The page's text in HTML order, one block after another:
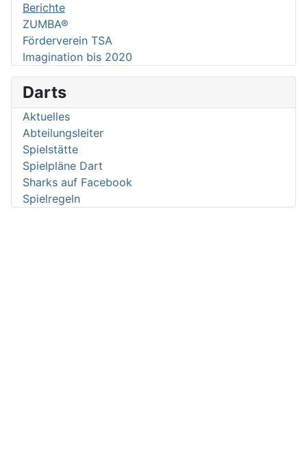
Berichte
ZUMBA®
Förderverein TSA
Imagination bis 2020
Darts
Aktuelles
Abteilungsleiter
Spielstätte
Spielpläne Dart
Sharks auf Facebook
Spielregeln